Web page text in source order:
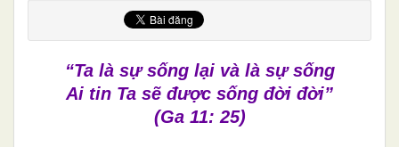
“Ta là sự sống lại và là sự sống
Ai tin Ta sẽ được sống đời đời”
(Ga 11: 25)